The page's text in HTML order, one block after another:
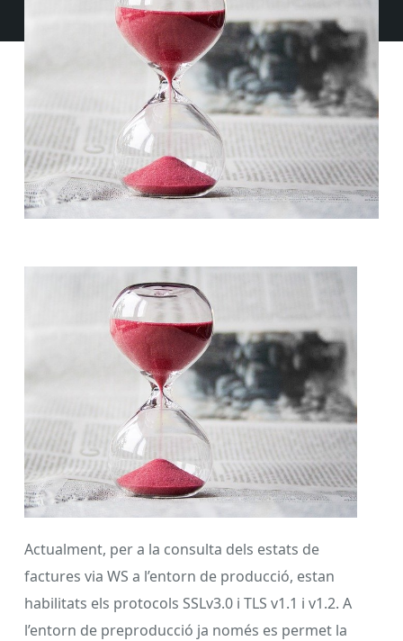
Actualment, per a la consulta dels estats de
factures via WS a l’entorn de producció, estan
habilitats els protocols SSLv3.0 i TLS v1.1 i v1.2. A
l’entorn de preproducció ja només es permet la